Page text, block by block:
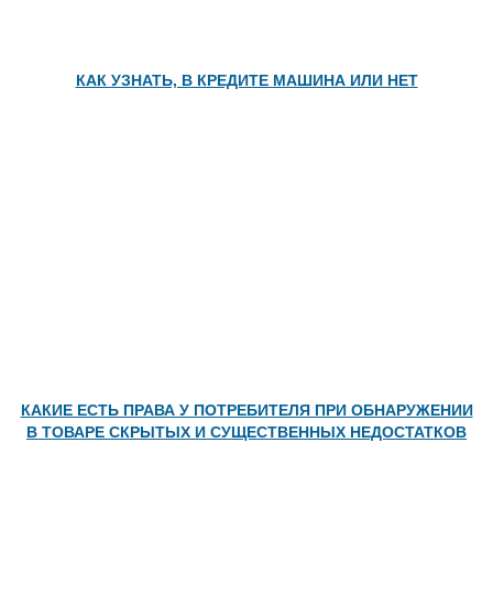
КАК УЗНАТЬ, В КРЕДИТЕ МАШИНА ИЛИ НЕТ
КАКИЕ ЕСТЬ ПРАВА У ПОТРЕБИТЕЛЯ ПРИ ОБНАРУЖЕНИИ
В ТОВАРЕ СКРЫТЫХ И СУЩЕСТВЕННЫХ НЕДОСТАТКОВ